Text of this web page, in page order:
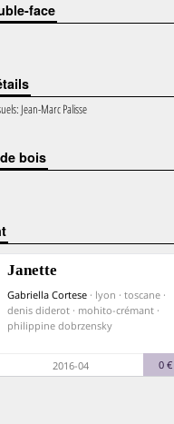
face
Jean-Marc Palisse
bois
Janette
Gabriella Cortese · lyon · toscane ·
denis diderot · mohito-crémant ·
philippine dobrzensky
2016-04 0 €